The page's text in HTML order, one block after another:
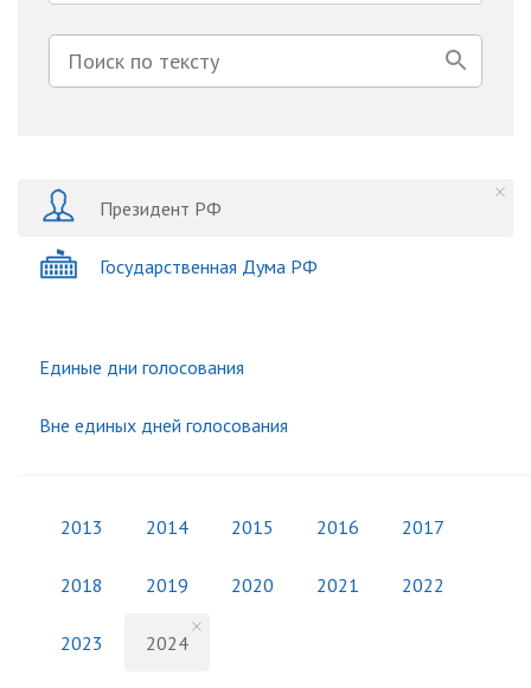
Президент РФ
Государственная Дума РФ
Единые дни голосования
Вне единых дней голосования
2013 2014 2015 2016 2017
2018 2019 2020 2021 2022
2023 2024